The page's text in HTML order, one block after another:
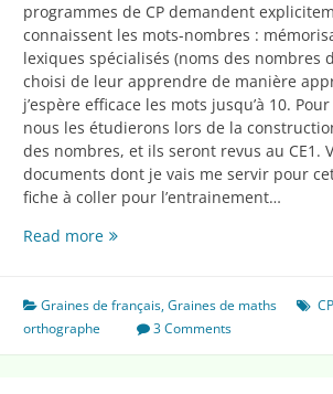
programmes de CP demandent
connaissent les mots-nombres :
lexiques spécialisés (noms des nombres
choisi de leur apprendre de manière
j’espère efficace les mots jusqu’à 10.
nous les étudierons lors de la
des nombres, et ils seront revus au CE1.
documents dont je vais me servir pour
fiche à coller pour l’entrainement…
Read moreApprendre
nombres
Graines de français,Graines de maths CP
orthographe
3 Comments